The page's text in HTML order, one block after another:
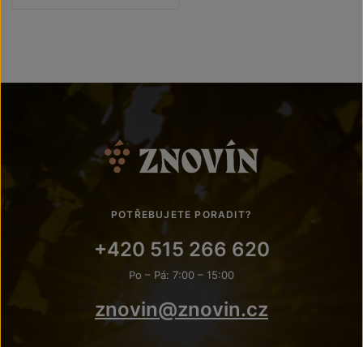
POTŘEBUJETE PORADIT?
+420 515 266 620
Po – Pá: 7:00 – 15:00
znovin@znovin.cz